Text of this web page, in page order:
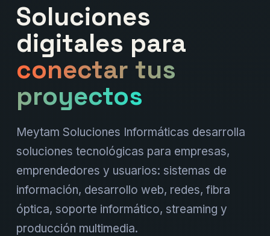
Soluciones
digitales para
conectar tus
proyectos
Meytam Soluciones Informáticas desarrolla
soluciones tecnológicas para empresas,
emprendedores y usuarios: sistemas de
información, desarrollo web, redes, fibra
óptica, soporte informático, streaming y
producción multimedia.